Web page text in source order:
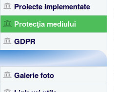
Proiecte implementate
Protecţia mediului
GDPR
Galerie foto